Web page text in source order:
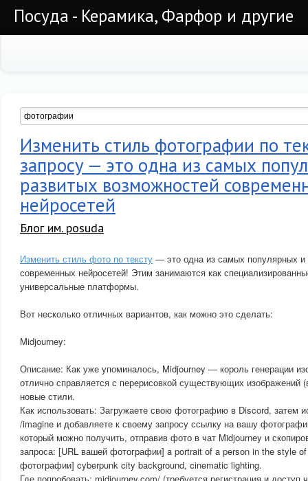
Посуда - Керамика, Фарфор и другие
Изменить стиль фотографии по
запросу — это одна из самых
развитых возможностей
нейросетей
Блог им. posuda
Изменить стиль фото по тексту — это одна из самых популярных и
современных нейросетей! Этим занимаются как
универсальные платформы.
Вот несколько отличных вариантов, как можно это сделать:
Midjourney:
Описание: Как уже упоминалось, Midjourney — король генерации
отлично справляется с перерисовкой существующих изображений
новые стили.
Как использовать: Загружаете свою фотографию в Discord, затем
/imagine и добавляете к своему запросу ссылку на вашу
который можно получить, отправив фото в чат Midjourney и
запроса: [URL вашей фотографии] a portrait of a person in the style
фотографии] cyberpunk city background, cinematic lighting.